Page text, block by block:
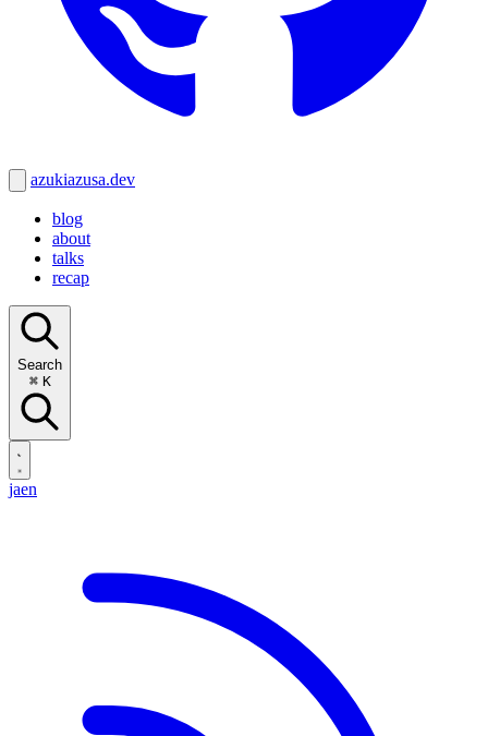
azukiazusa.dev
blog
about
talks
recap
Search
⌘ K
jaen